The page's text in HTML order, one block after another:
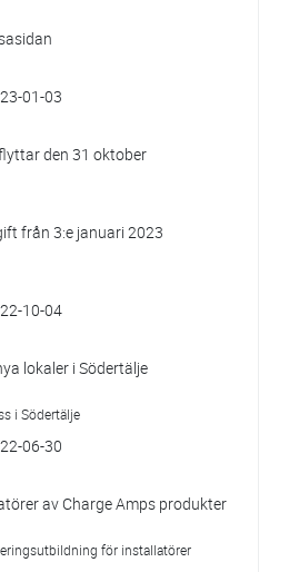
01-03
den 31 oktober
från 3:e januari 2023
10-04
lokaler i Södertälje
i Södertälje
06-30
av Charge Amps produkter
för installatörer